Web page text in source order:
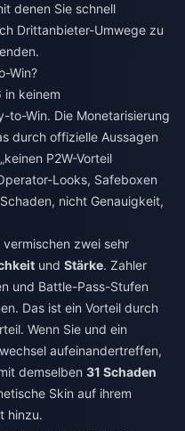
denen Sie schnell
Drittanbieter-Umwege zu
Win?
in keinem
to-Win. Die Monetarisierung
durch offizielle Aussagen
P2W-Vorteil
Looks, Safeboxen
nicht Genauigkeit,
vermischen zwei sehr
und Stärke. Zahler
und Battle-Pass-Stufen
Das ist ein Vorteil durch
Wenn Sie und ein
aufeinandertreffen,
demselben 31 Schaden
Skin auf ihrem
hinzu.